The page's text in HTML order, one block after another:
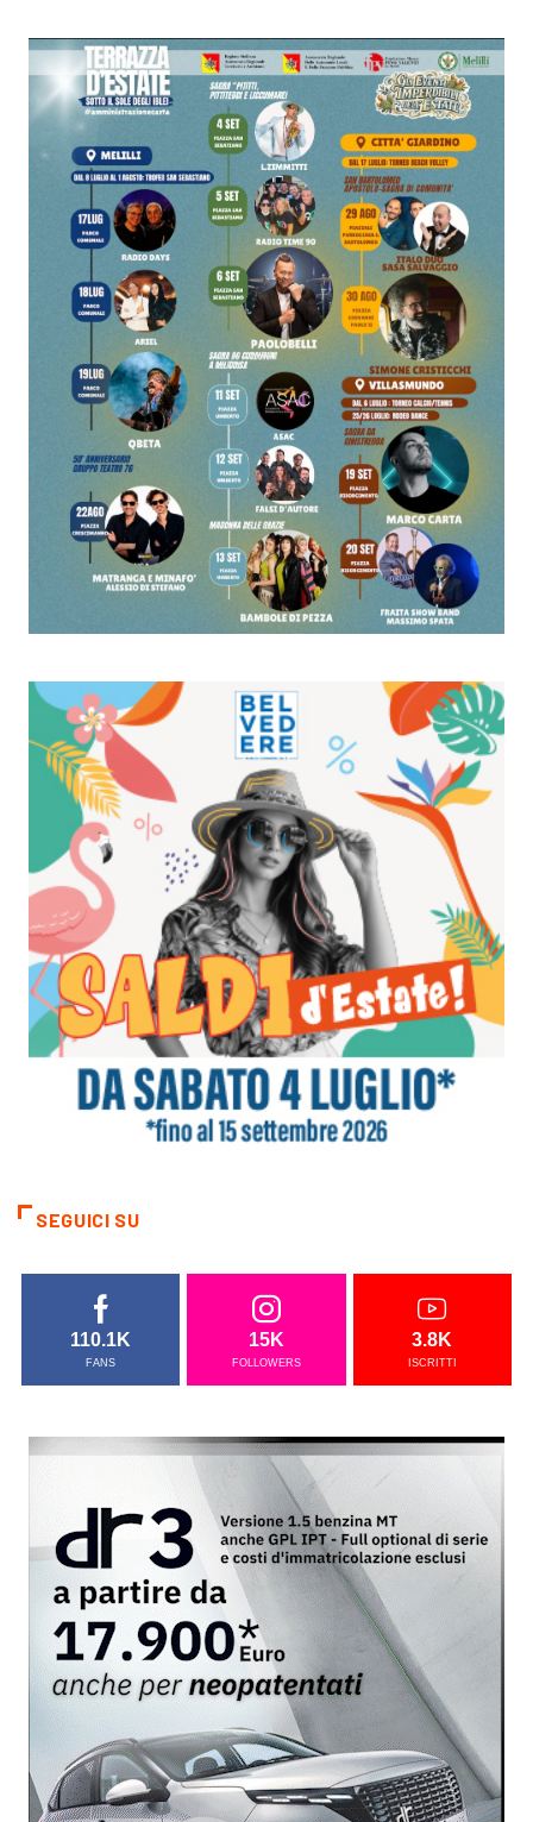
SEGUICI SU
110.1K
FANS
15K
FOLLOWERS
3.8K
ISCRITTI